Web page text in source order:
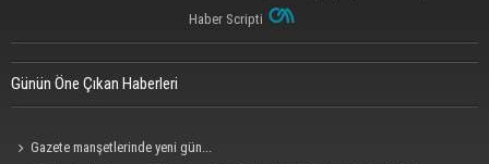
Haber Scripti
Günün Öne Çıkan Haberleri
Gazete manşetlerinde yeni gün...